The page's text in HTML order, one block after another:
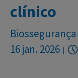
clínico
Biossegurança
16 jan. 2026